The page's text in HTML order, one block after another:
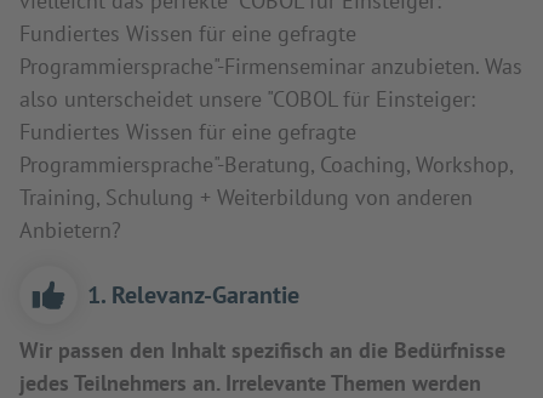
Fundiertes Wissen für eine gefragte
Programmiersprache"-Firmenseminar anzubieten. Was
also unterscheidet unsere "COBOL für Einsteiger:
Fundiertes Wissen für eine gefragte
Programmiersprache"-Beratung, Coaching, Workshop,
Training, Schulung + Weiterbildung von anderen
Anbietern?
1. Relevanz-Garantie
Wir passen den Inhalt spezifisch an die Bedürfnisse
jedes Teilnehmers an. Irrelevante Themen werden